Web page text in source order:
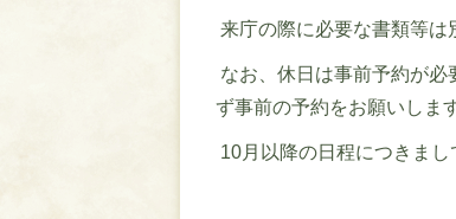
来庁の際に必要な書類等は
なお、休日は事前予約が
ず事前の予約をお願いします
10月以降の日程につきまし